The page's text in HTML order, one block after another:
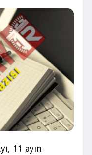
11 ayın